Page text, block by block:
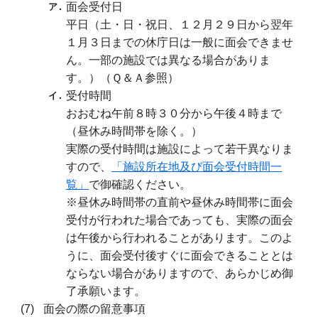
面会受付日
平日（土・日・祝日、１２月２９日から翌年
１月３日までの休庁日は一般に面会できませ
ん。一部の施設では異なる場合がありま
す。）（Ｑ＆Ａ参照）
受付時間
おおむね午前８時３０分から午後４時まで
（昼休み時間帯を除く。）
実際の受付時間は施設によって若干異なりま
すので、
「施設所在地及び面会受付時間一
覧」 で御確認ください。
※昼休み時間帯の直前や昼休み時間帯に面会
受付が行われた場合であっても、実際の面会
は午後から行われることがあります。このよ
うに、面会受付後すぐに面会できることとは
ならない場合がありますので、あらかじめ御
了承願います。
面会の際の留意事項